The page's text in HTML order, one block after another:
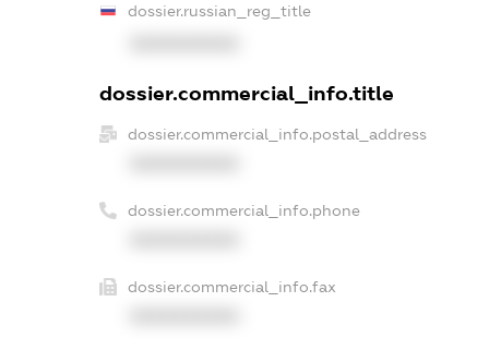
dossier.russian_reg_title
dossier.commercial_info.title
dossier.commercial_info.postal_address
dossier.commercial_info.phone
dossier.commercial_info.fax